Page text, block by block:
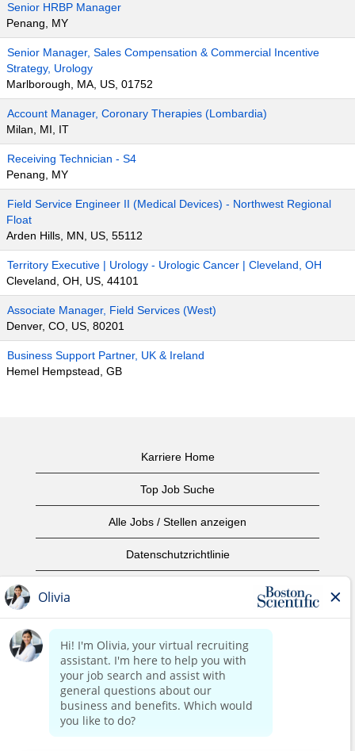
Senior HRBP Manager
Penang, MY
Senior Manager, Sales Compensation & Commercial Incentive
Strategy, Urology
Marlborough, MA, US, 01752
Account Manager, Coronary Therapies (Lombardia)
Milan, MI, IT
Receiving Technician - S4
Penang, MY
Field Service Engineer II (Medical Devices) - Northwest Regional
Float
Arden Hills, MN, US, 55112
Territory Executive | Urology - Urologic Cancer | Cleveland, OH
Cleveland, OH, US, 44101
Associate Manager, Field Services (West)
Denver, CO, US, 80201
Business Support Partner, UK & Ireland
Hemel Hempstead, GB
Karriere Home
Top Job Suche
Alle Jobs / Stellen anzeigen
Datenschutzrichtlinie
Urheberrecht
Kontaktieren Sie uns
home page